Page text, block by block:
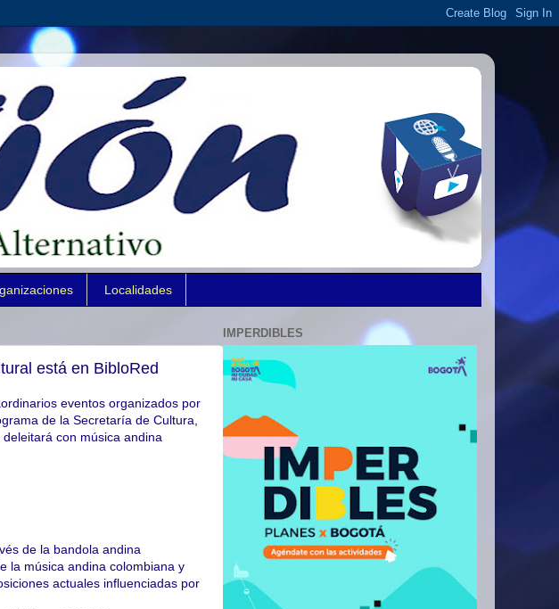
Localidades
está en BibloRed
eventos organizados por
de la Secretaría de Cultura,
con música andina
de la bandola andina
la música andina colombiana y
actuales influenciadas por
IMPERDIBLES